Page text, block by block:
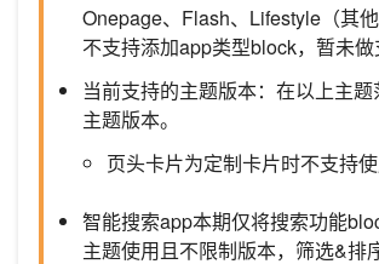
Onepage、Flash、Lifestyle（其
不支持添加app类型block，暂未做
当前支持的主题版本：在以上主
主题版本。
页头卡片为定制卡片时不支持使
智能搜索app本期仅将搜索功能
主题使用且不限制版本，筛选&排